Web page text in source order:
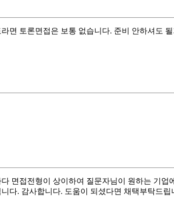
면 토론면접은 보통 없습니다. 준비 안하셔도
면접전형이 상이하여 질문자님이 원하는 기
다. 감사합니다. 도움이 되셨다면 채택부탁드립